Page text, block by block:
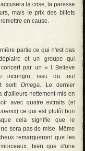
la crise, la paresse
mais le prix des billets
en cause.
partie ce qui n'est pas
et un groupe qui
par un « I Believe
incongru, issu du tout
sorti Omega. Le dernier
d'ailleurs nettement mis en
avec quatre extraits (et
) ce qui est plutôt bon
cela signifie que le
sera pas de mise. Même
remarqueront que les
bien que d'une